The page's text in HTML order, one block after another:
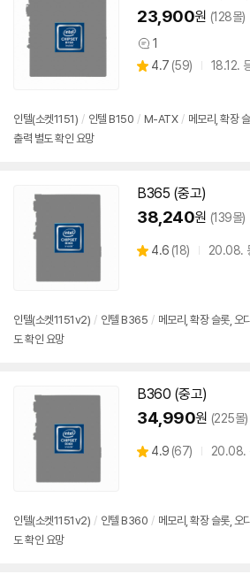
23,900원 (128몰)
상
품
1
별
4.7 (상
뷰
59) 18.12.
인텔(소켓1151) / 인텔 B150 / M-ATX / 메모리, 확장
출력 별도 확인 요망
B365 (중고)
38,240원 (139몰)
별
4.6 (상
18) 20.08.
인텔(소켓1151v2) / 인텔 B365 / 메모리, 확장 슬롯, 오
도 확인 요망
B360 (중고)
34,990원 (225몰)
별
4.9 (상
67) 20.08.
인텔(소켓1151v2) / 인텔 B360 / 메모리, 확장 슬롯, 오
도 확인 요망